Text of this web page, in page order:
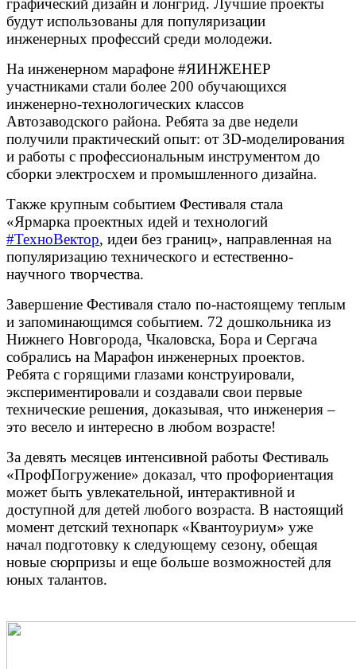
графический дизайн и лонгрид. Лучшие проекты
будут использованы для популяризации
инженерных профессий среди молодежи.
На инженерном марафоне #ЯИНЖЕНЕР
участниками стали более 200 обучающихся
инженерно-технологических классов
Автозаводского района. Ребята за две недели
получили практический опыт: от 3D-моделирования
и работы с профессиональным инструментом до
сборки электросхем и промышленного дизайна.
Также крупным событием Фестиваля стала
«Ярмарка проектных идей и технологий
#ТехноВектор, идеи без границ», направленная на
популяризацию технического и естественно-
научного творчества.
Завершение Фестиваля стало по-настоящему теплым
и запоминающимся событием. 72 дошкольника из
Нижнего Новгорода, Чкаловска, Бора и Сергача
собрались на Марафон инженерных проектов.
Ребята с горящими глазами конструировали,
экспериментировали и создавали свои первые
технические решения, доказывая, что инженерия –
это весело и интересно в любом возрасте!
За девять месяцев интенсивной работы Фестиваль
«ПрофПогружение» доказал, что профориентация
может быть увлекательной, интерактивной и
доступной для детей любого возраста. В настоящий
момент детский технопарк «Квантоуриум» уже
начал подготовку к следующему сезону, обещая
новые сюрпризы и еще больше возможностей для
юных талантов.